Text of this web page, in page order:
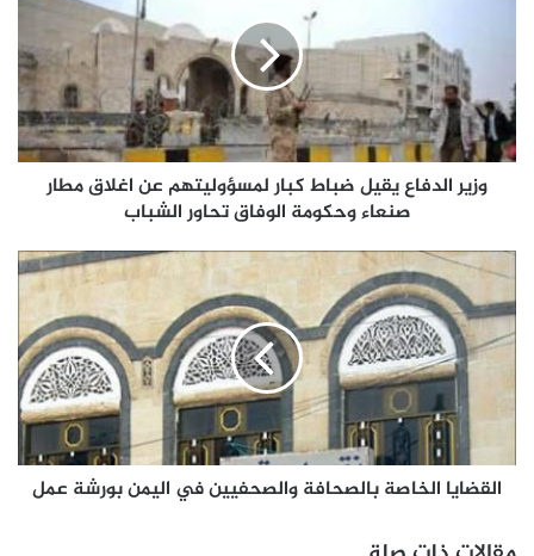
وزير الدفاع يقيل ضباط كبار لمسؤوليتهم عن اغلاق مطار
صنعاء وحكومة الوفاق تحاور الشباب
القضايا الخاصة بالصحافة والصحفيين في اليمن بورشة عمل